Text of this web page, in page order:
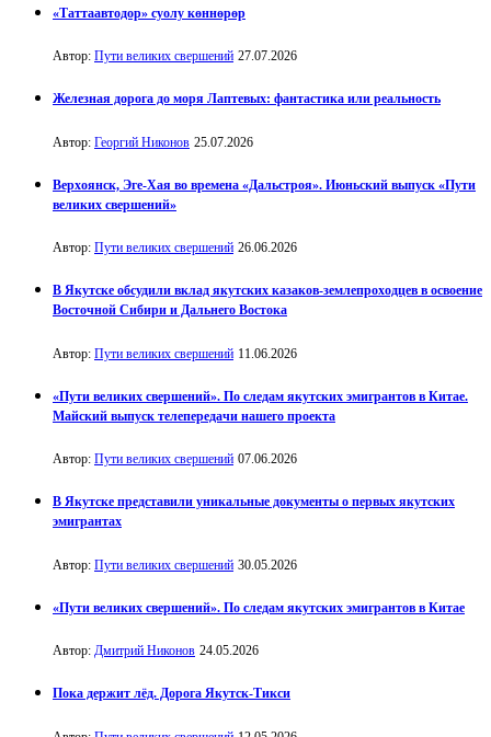
«Таттаавтодор» суолу көннөрөр
Автор: Пути великих свершений 27.07.2026
Железная дорога до моря Лаптевых: фантастика или реальность
Автор: Георгий Никонов 25.07.2026
Верхоянск, Эге-Хая во времена «Дальстроя». Июньский выпуск «Пути
великих свершений»
Автор: Пути великих свершений 26.06.2026
В Якутске обсудили вклад якутских казаков-землепроходцев в освоение
Восточной Сибири и Дальнего Востока
Автор: Пути великих свершений 11.06.2026
«Пути великих свершений». По следам якутских эмигрантов в Китае.
Майский выпуск телепередачи нашего проекта
Автор: Пути великих свершений 07.06.2026
В Якутске представили уникальные документы о первых якутских
эмигрантах
Автор: Пути великих свершений 30.05.2026
«Пути великих свершений». По следам якутских эмигрантов в Китае
Автор: Дмитрий Никонов 24.05.2026
Пока держит лёд. Дорога Якутск-Тикси